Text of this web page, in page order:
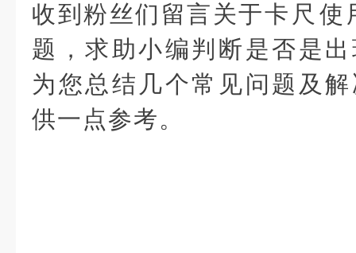
收到粉丝们留言关于卡尺使
题，求助小编判断是否是
为您总结几个常见问题及
供一点参考。